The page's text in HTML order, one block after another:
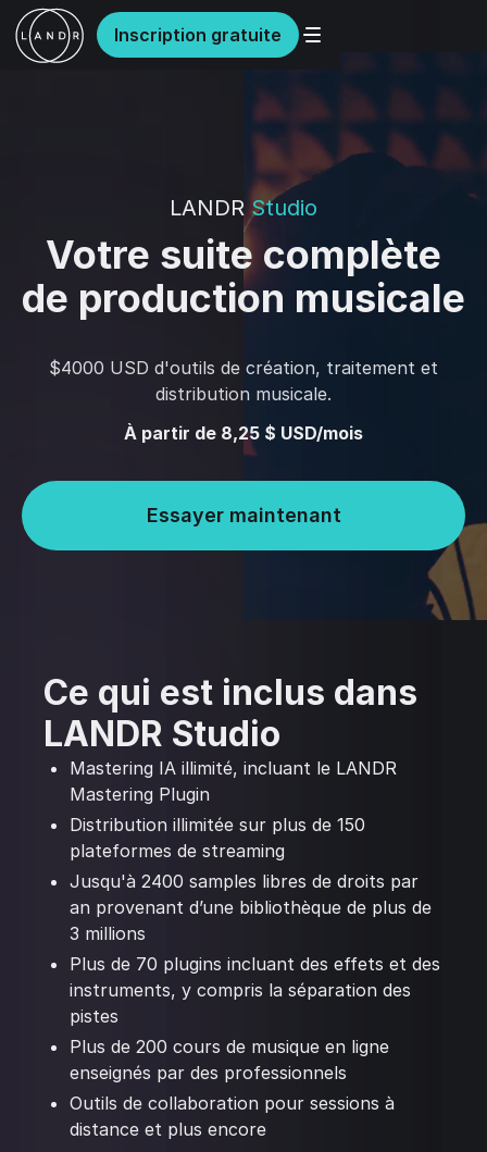
Inscription gratuite
LANDR Studio
Votre suite complète
de production musicale
$4000 USD d'outils de création, traitement et
distribution musicale.
À partir de 8,25 $ USD/mois
Essayer maintenant
Ce qui est inclus dans
LANDR Studio
Mastering IA illimité, incluant le LANDR
Mastering Plugin
Distribution illimitée sur plus de 150
plateformes de streaming
Jusqu'à 2400 samples libres de droits par
an provenant d’une bibliothèque de plus de
3 millions
Plus de 70 plugins incluant des effets et des
instruments, y compris la séparation des
pistes
Plus de 200 cours de musique en ligne
enseignés par des professionnels
Outils de collaboration pour sessions à
distance et plus encore